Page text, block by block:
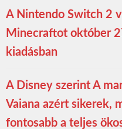
A Nintendo Switch 2
Minecraftot október
kiadásban
A Disney szerint A
Vaiana azért sikerek,
fontosabb a teljes